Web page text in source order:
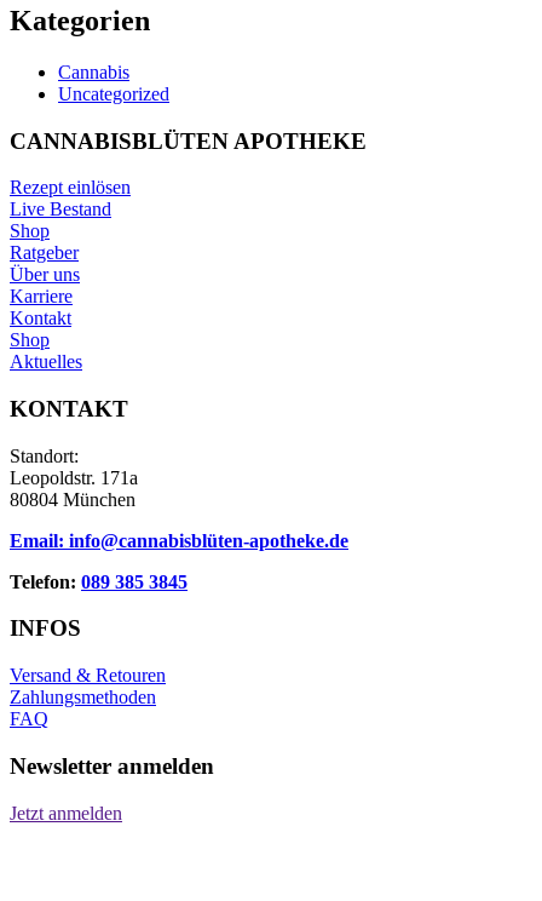
Kategorien
Cannabis
Uncategorized
CANNABISBLÜTEN APOTHEKE
Rezept einlösen
Live Bestand
Shop
Ratgeber
Über uns
Karriere
Kontakt
Shop
Aktuelles
KONTAKT
Standort:
Leopoldstr. 171a
80804 München
Email: info@cannabisblüten-apotheke.de
Telefon: 089 385 3845
INFOS
Versand & Retouren
Zahlungsmethoden
FAQ
Newsletter anmelden
Jetzt anmelden